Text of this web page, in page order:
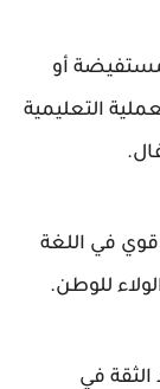
مستفيضة أو
التعليمية
قوي في اللغة
للوطن.
في